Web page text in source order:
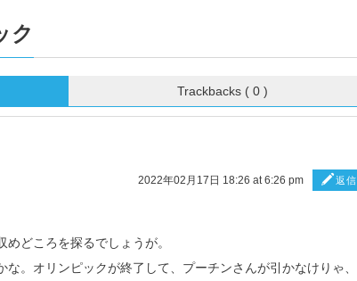
ク
Trackbacks ( 0 )
2022年02月17日 18:26 at 6:26 pm 返信
どころを探るでしょうが。
。オリンピックが終了して、プーチンさんが引かなけりゃ、